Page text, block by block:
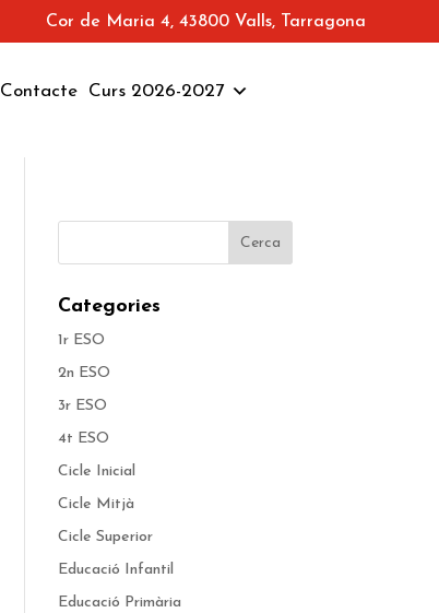
Cor de Maria 4, 43800 Valls, Tarragona
Contacte Curs 2026-2027
Categories
1r ESO
2n ESO
3r ESO
4t ESO
Cicle Inicial
Cicle Mitjà
Cicle Superior
Educació Infantil
Educació Primària